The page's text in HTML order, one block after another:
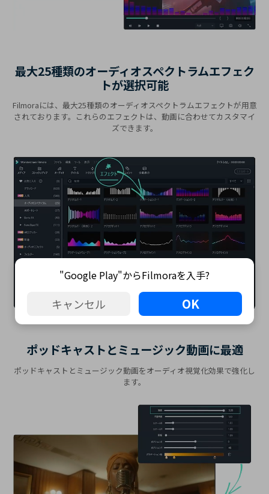
最大25種類のオーディオスペクトラムエフェク
トが選択可能
Filmoraには、最大25種類のオーディオスペクトラムエフェクトが用意
されております。これらのエフェクトは、動画に合わせてカスタマイ
ズできます。
ポッドキャストとミュージック動画に最適
ポッドキャストとミュージック動画をオーディオ視覚化効果で強化し
ます。
"Google Play"からFilmoraを入手?
キャンセル OK